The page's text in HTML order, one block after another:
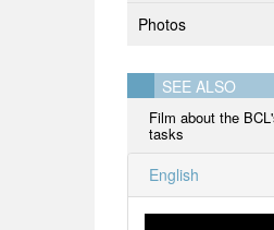
Photos
SEE ALSO
Film about the
tasks
English